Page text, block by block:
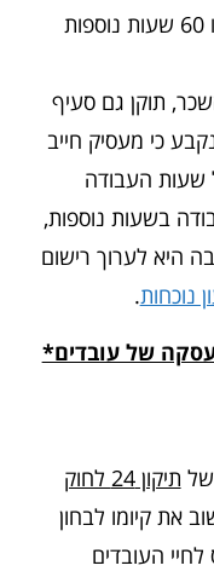
עד 15 שעות נוספות שבועיות או 60 שעות נוספות
הגנת השכר, תוקן גם סעיף
כי מעסיק חייב
שעות העבודה
בשעות נוספות,
היא לערוך רישום
נוכחות.
של עובדים*
תיקון 24 לחוק
את קיומו לבחון
העובדים